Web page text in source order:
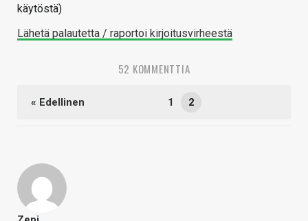
käytöstä)
Lähetä palautetta / raportoi kirjoitusvirheestä
52 KOMMENTTIA
« Edellinen 1 2